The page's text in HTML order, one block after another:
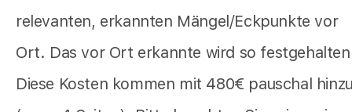
relevanten, erkannten Mängel/Eckpunkte vor
Ort. Das vor Ort erkannte wird so
Diese Kosten kommen mit 480€ pauschal